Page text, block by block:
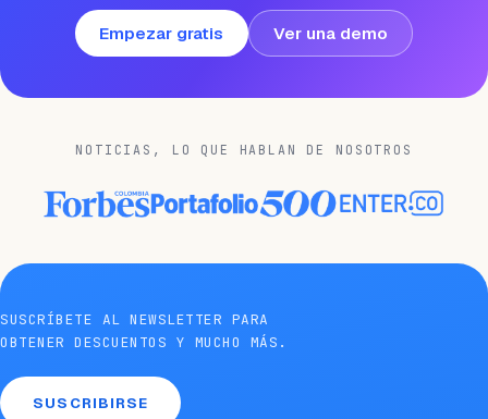
Empezar gratis Ver una demo
NOTICIAS, LO QUE HABLAN DE NOSOTROS
SUSCRÍBETE AL NEWSLETTER PARA
OBTENER DESCUENTOS Y MUCHO MÁS.
SUSCRIBIRSE